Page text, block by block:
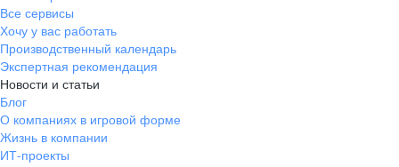
Все сервисы
Хочу у вас работать
Производственный календарь
Экспертная рекомендация
Новости и статьи
Блог
О компаниях в игровой форме
Жизнь в компании
ИТ-проекты